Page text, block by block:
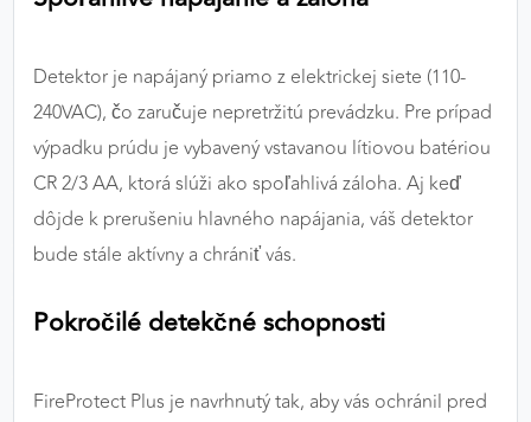
Detektor je napájaný priamo z elektrickej siete (110-
240VAC), čo zaručuje nepretržitú prevádzku. Pre prípad
výpadku prúdu je vybavený vstavanou lítiovou batériou
CR 2/3 AA, ktorá slúži ako spoľahlivá záloha. Aj keď
dôjde k prerušeniu hlavného napájania, váš detektor
bude stále aktívny a chrániť vás.
Pokročilé detekčné schopnosti
FireProtect Plus je navrhnutý tak, aby vás ochránil pred